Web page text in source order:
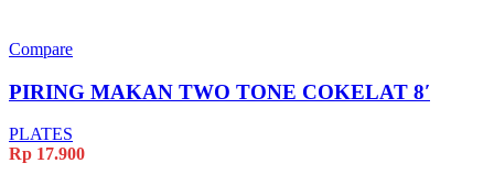
Compare
PIRING MAKAN TWO TONE COKELAT 8′
PLATES
Rp 17.900